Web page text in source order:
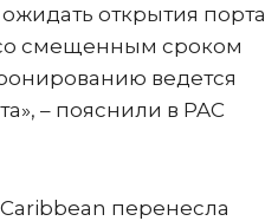
открытия порта
смещенным сроком
ведется
– пояснили в PAC
перенесла